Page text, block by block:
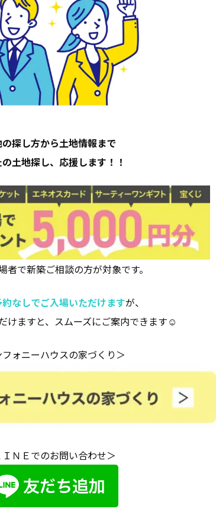
探し方から土地情報まで
土地探し、応援します！！
で新築ご相談の方が対象です。
約なしでご入場いただけますが、
けますと、スムーズにご案内できます☺
ォニーハウスの家づくり＞
ＮＥでのお問い合わせ＞